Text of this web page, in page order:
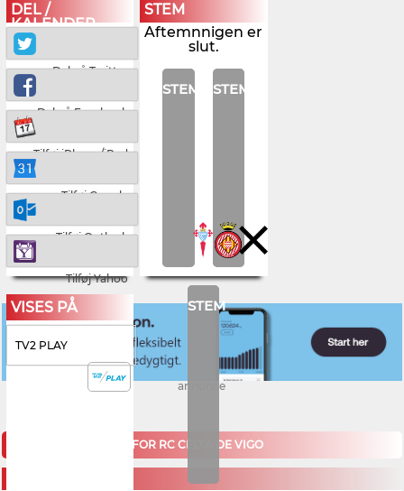
DEL /
KALENDER
Del på Twitter
Del på Facebook
Tilføj iPhone/iPad
Tilføj Google
Tilføj Outlook
Tilføj Yahoo
STEM
Aftemnnigen er
slut.
STEM STEM
STEM
VISES PÅ
TV2 PLAY
annonce
KOMMENDE KAMPE FOR RC CELTA DE VIGO